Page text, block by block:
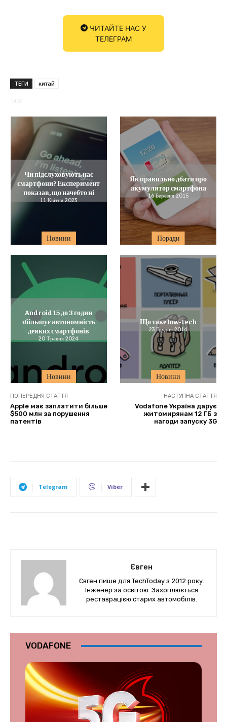
ЧИТАЙТЕ НАС У
ТЕЛЕГРАМ
ТЕГИ китай
Новини
Чи підслуховують нас
смартфони? Експеримент
показав, що начебто ні
11 Квітня 2023
Поради
Як правильно дбати про
акумулятор смартфона
16 Березня 2015
Новини
Android 15 до 3 годин
збільшує автономність
деяких смартфонів
20 Травня 2024
Новини
Що таке low-tech
23 Грудня 2014
ПОПЕРЕДНЯ СТАТТЯ
Apple має заплатити більше
$500 млн за порушення
патентів
НАСТУПНА СТАТТЯ
Vodafone Україна дарує
житомирянам 12 ГБ з
нагоди запуску 3G
Telegram Viber
Євген
Євген пише для TechToday з 2012 року.
Інженер за освітою. Захоплюється
реставрацією старих автомобілів.
VODAFONE